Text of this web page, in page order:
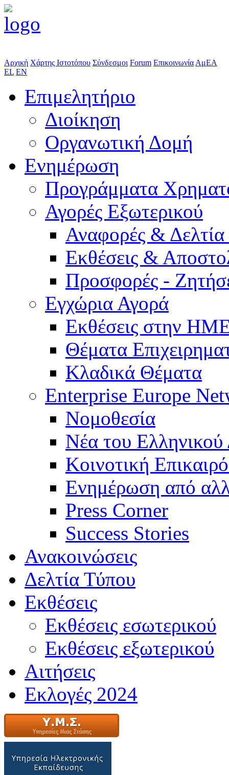
Αρχική Χάρτης Ιστοτόπου Σύνδεσμοι Forum Επικοινωνία ΑμΕΑ
EL EN
Επιμελητήριο
Διοίκηση
Οργανωτική Δομή
Ενημέρωση
Προγράμματα
Αγορές Εξωτερικού
Αναφορές &
Εκθέσεις &
Προσφορές -
Εγχώρια Αγορά
Εκθέσεις στην
Θέματα
Κλαδικά Θέματα
Enterprise Europe
Νομοθεσία
Νέα του Ελληνικού
Κοινοτική
Ενημέρωση από
Press Corner
Success Stories
Ανακοινώσεις
Δελτία Τύπου
Εκθέσεις
Εκθέσεις εσωτερικού
Εκθέσεις εξωτερικού
Αιτήσεις
Εκλογές 2024